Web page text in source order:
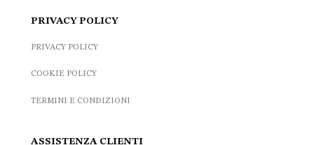
PRIVACY POLICY
PRIVACY POLICY
COOKIE POLICY
TERMINI E CONDIZIONI
ASSISTENZA CLIENTI